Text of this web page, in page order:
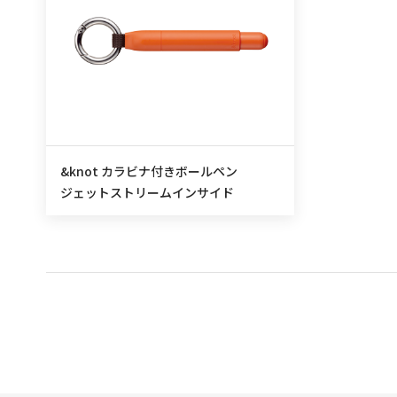
&knot カラビナ付きボールペン
ジェットストリームインサイド